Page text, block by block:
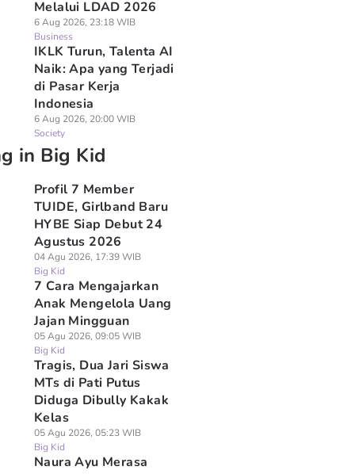
Melalui LDAD 2026
6 Aug 2026, 23:18 WIB
Business
IKLK Turun, Talenta AI
Naik: Apa yang Terjadi
di Pasar Kerja
Indonesia
6 Aug 2026, 20:00 WIB
Society
in Big Kid
Profil 7 Member
TUIDE, Girlband Baru
HYBE Siap Debut 24
Agustus 2026
04 Agu 2026, 17:39 WIB
Big Kid
7 Cara Mengajarkan
Anak Mengelola Uang
Jajan Mingguan
05 Agu 2026, 09:05 WIB
Big Kid
Tragis, Dua Jari Siswa
MTs di Pati Putus
Diduga Dibully Kakak
Kelas
05 Agu 2026, 05:23 WIB
Big Kid
Naura Ayu Merasa